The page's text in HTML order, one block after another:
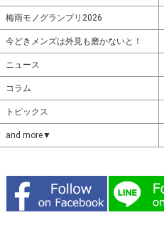
梅雨モノグランプリ2026
今どきメンズは外見も磨かないと！
ニュース
コラム
トピックス
and more▼